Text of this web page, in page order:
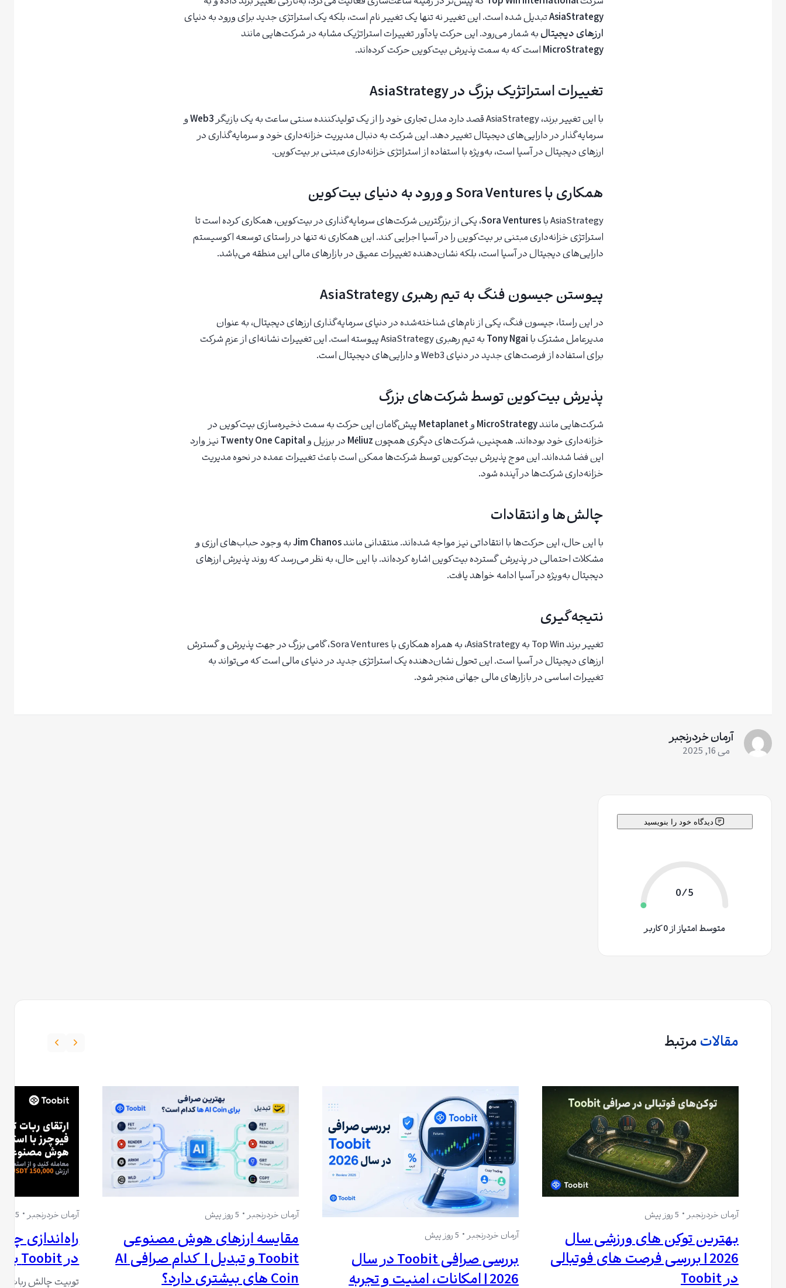
AsiaStrategyتبدیل شده است. این تغییر نه تنها یک تغییر نام است، بلکه یک استراتژی جدید برای ورود به دنیای
ارزهای دیجیتالبه شمار می‌رود. این حرکت یادآور تغییرات استراتژیک مشابه در شرکت‌هایی مانند
MicroStrategyاست که به سمت پذیرش بیت‌کوین حرکت کرده‌اند.
تغییرات استراتژیک بزرگ در AsiaStrategy
با این تغییر برند، AsiaStrategy قصد دارد مدل تجاری خود را از یک تولیدکننده سنتی ساعت به یک بازیگر Web3و
سرمایه‌گذار در دارایی‌های دیجیتال تغییر دهد. این شرکت به دنبال مدیریت خزانه‌داری خود و سرمایه‌گذاری در
ارزهای دیجیتال در آسیا است، به‌ویژه با استفاده از استراتژی خزانه‌داری مبتنی بر بیت‌کوین.
همکاری با Sora Ventures و ورود به دنیای بیت‌کوین
AsiaStrategy با Sora Ventures، یکی از بزرگترین شرکت‌های سرمایه‌گذاری در بیت‌کوین، همکاری کرده است تا
استراتژی خزانه‌داری مبتنی بر بیت‌کوین را در آسیا اجرایی کند. این همکاری نه تنها در راستای توسعه اکوسیستم
دارایی‌های دیجیتال در آسیا است، بلکه نشان‌دهنده تغییرات عمیق در بازارهای مالی این منطقه می‌باشد.
پیوستن جیسون فنگ به تیم رهبری AsiaStrategy
در این راستا، جیسون فنگ، یکی از نام‌های شناخته‌شده در دنیای سرمایه‌گذاری ارزهای دیجیتال، به عنوان
مدیرعامل مشترک باTony Ngai
به تیم رهبری AsiaStrategy پیوسته است. این تغییرات نشانه‌ای از عزم شرکت
برای استفاده از فرصت‌های جدید در دنیای Web3 و دارایی‌های دیجیتال است.
پذیرش بیت‌کوین توسط شرکت‌های بزرگ
شرکت‌هایی مانندMicroStrategyوMetaplanetپیش‌گامان این حرکت به سمت ذخیره‌سازی بیت‌کوین در
خزانه‌داری خود بوده‌اند. همچنین، شرکت‌های دیگری همچونMéliuzدر برزیل وTwenty One Capitalنیز وارد
این فضا شده‌اند. این موج پذیرش بیت‌کوین توسط شرکت‌ها ممکن است باعث تغییرات عمده در نحوه مدیریت
خزانه‌داری شرکت‌ها در آینده شود.
چالش‌ها و انتقادات
با این حال، این حرکت‌ها با انتقاداتی نیز مواجه شده‌اند. منتقدانی مانندJim Chanosبه وجود حباب‌های ارزی و
مشکلات احتمالی در پذیرش گسترده بیت‌کوین اشاره کرده‌اند. با این حال، به نظر می‌رسد که روند پذیرش ارزهای
دیجیتال به‌ویژه در آسیا ادامه خواهد یافت.
نتیجه‌گیری
تغییر برند Top Win به AsiaStrategy، به همراه همکاری با Sora Ventures، گامی بزرگ در جهت پذیرش و گسترش
ارزهای دیجیتال در آسیا است. این تحول نشان‌دهنده یک استراتژی جدید در دنیای مالی است که می‌تواند به
تغییرات اساسی در بازارهای مالی جهانی منجر شود.
آرمان خردرنجبر
می 16, 2025
دیدگاه خود را بنویسید
0/5
متوسط امتیاز از 0 کاربر
مقالاتمرتبط
آرمان خردرنجبر 5 روز پیش
بهترین توکن های ورزشی سال
2026 | بررسی فرصت های فوتبالی
در Toobit
آرمان خردرنجبر 5 روز پیش
بررسی صرافی Toobit در سال
2026 | امکانات، امنیت و تجربه
آرمان خردرنجبر 5 روز پیش
مقایسه ارزهای هوش مصنوعی
Toobit و تبدیل | کدام صرافی AI
Coin های بیشتری دارد؟
آرمان خردرنجبر 5 روز پیش
راه‌اندازی
در Toobit با 150,000 USDT جایزه
توبیت چالش ربات